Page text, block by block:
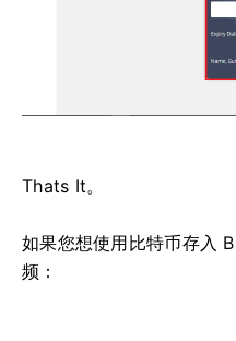
Thats It。
如果您想使用比特币存入
频：